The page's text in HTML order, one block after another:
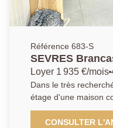
Référence 683-S
SEVRES
pièces
Loyer 1 935 €/mois
Dans le très
étage d'une maison
découvrez ce
au calme dans une
CONSULTER